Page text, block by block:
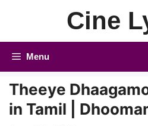
Cine
Menu
Theeye
in Tamil |